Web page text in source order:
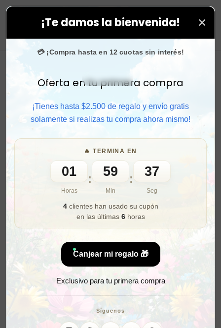
¡Te damos la bienvenida! ×
💳 ¡Compra hasta en 12 cuotas sin interés!
Activar sonido
Oferta en tu primera compra
¡Tienes hasta $2.500 de regalo y envío gratis
solamente si realizas tu compra ahora mismo!
🔥 TERMINA EN
01
Horas
: 59
Min
:
35
Seg
4clientes han usado su cupón
en las últimas 6horas
Canjear mi regalo 🎁
Exclusivo para tu primera compra
Síguenos
⚡ Compra rápido y aprovecha. 💙 +50.000